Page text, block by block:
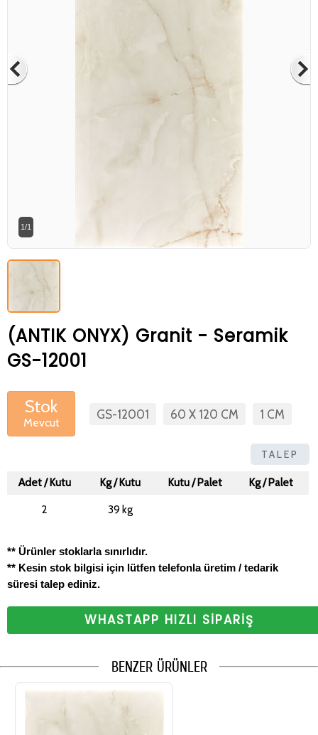
1/1
(ANTIK ONYX) Granit - Seramik
GS-12001
Stok
Mevcut
GS-12001 60 X 120 CM 1 CM
TALEP
Adet / Kutu Kg / Kutu Kutu / Palet Kg / Palet
2 39 kg
** Ürünler stoklarla sınırlıdır.
** Kesin stok bilgisi için lütfen telefonla üretim / tedarik
süresi talep ediniz.
WHASTAPP HIZLI SİPARİŞ
BENZER ÜRÜNLER
Betaş Cam Mozaik
Betaş Cam Mozik olarak tam zamanlı
meslektaşlar arıyoruz. Özgeçmişlerinizi
gönderdikten sonra tarafımıza bilgi
bizlere ulaştırabilirsiniz. Bizi tercih
ettiğiniz için teşekkür ederiz.